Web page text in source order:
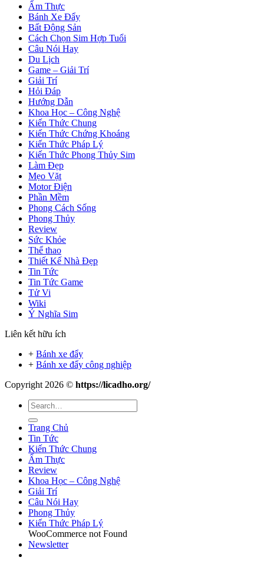
Ẩm Thực
Bánh Xe Đẩy
Bất Động Sản
Cách Chọn Sim Hợp Tuổi
Câu Nói Hay
Du Lịch
Game – Giải Trí
Giải Trí
Hỏi Đáp
Hướng Dẫn
Khoa Học – Công Nghệ
Kiến Thức Chung
Kiến Thức Chứng Khoáng
Kiến Thức Pháp Lý
Kiến Thức Phong Thủy Sim
Làm Đẹp
Mẹo Vặt
Motor Điện
Phần Mềm
Phong Cách Sống
Phong Thủy
Review
Sức Khỏe
Thể thao
Thiết Kế Nhà Đẹp
Tin Tức
Tin Tức Game
Tử Vi
Wiki
Ý Nghĩa Sim
Liên kết hữu ích
+ Bánh xe đẩy
+ Bánh xe đẩy công nghiệp
Copyright 2026 © https://licadho.org/
Trang Chủ
Tin Tức
Kiến Thức Chung
Ẩm Thực
Review
Khoa Học – Công Nghệ
Giải Trí
Câu Nói Hay
Phong Thủy
Kiến Thức Pháp Lý
WooCommerce not Found
Newsletter